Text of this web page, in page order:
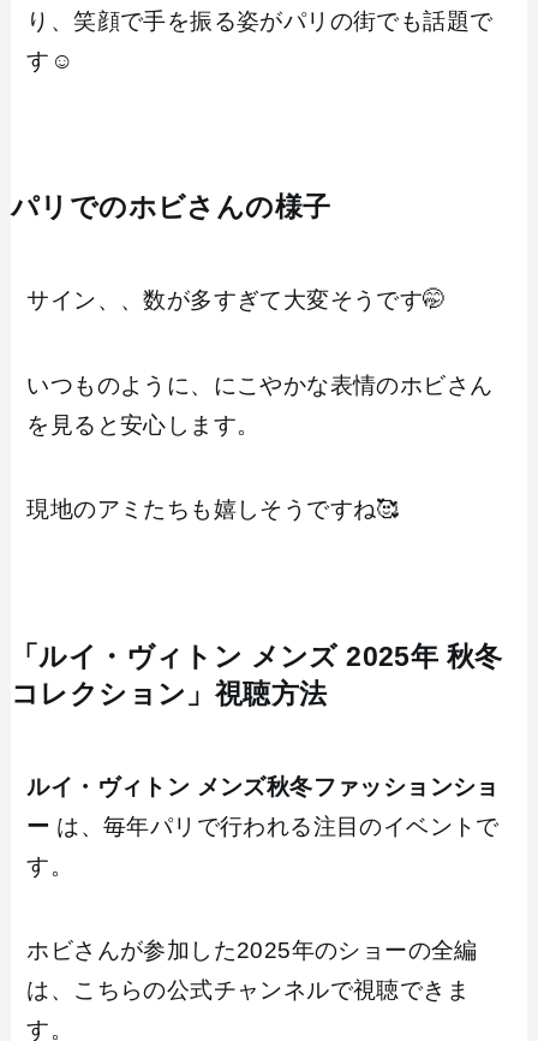
り、笑顔で手を振る姿がパリの街でも話題で
す☺️
パリでのホビさんの様子
サイン、、数が多すぎて大変そうです🤭
いつものように、にこやかな表情のホビさん
を見ると安心します。
現地のアミたちも嬉しそうですね🥰
「ルイ・ヴィトン メンズ 2025年 秋冬
コレクション」視聴方法
ルイ・ヴィトン メンズ秋冬ファッションショ
ー は、毎年パリで行われる注目のイベントで
す。
ホビさんが参加した2025年のショーの全編
は、こちらの公式チャンネルで視聴できま
す。